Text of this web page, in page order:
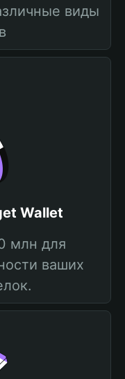
виды
Wallet
млн для
ваших